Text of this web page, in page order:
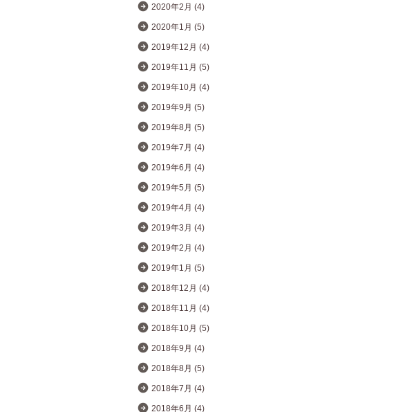
2020年2月 (4)
2020年1月 (5)
2019年12月 (4)
2019年11月 (5)
2019年10月 (4)
2019年9月 (5)
2019年8月 (5)
2019年7月 (4)
2019年6月 (4)
2019年5月 (5)
2019年4月 (4)
2019年3月 (4)
2019年2月 (4)
2019年1月 (5)
2018年12月 (4)
2018年11月 (4)
2018年10月 (5)
2018年9月 (4)
2018年8月 (5)
2018年7月 (4)
2018年6月 (4)